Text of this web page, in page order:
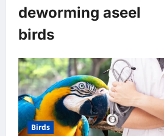
deworming aseel
birds
Birds